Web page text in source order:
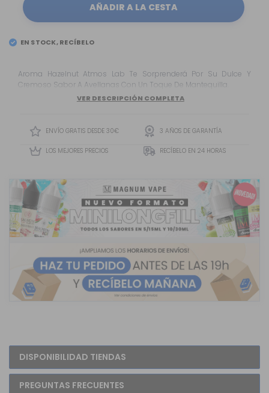
AÑADIR A LA CESTA
EN STOCK, RECÍBELO
Aroma Hazelnut Atmos Lab Te Sorprenderá Por Su Dulce Y
Cremoso Sabor A Avellanas Con Un Toque De Mantequilla.
VER DESCRIPCIÓN COMPLETA
ENVÍO GRATIS DESDE 30€ 3 AÑOS DE GARANTÍA
LOS MEJORES PRECIOS RECÍBELO EN 24 HORAS
DISPONIBILIDAD TIENDAS
PREGUNTAS FRECUENTES